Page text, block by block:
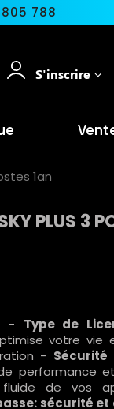
788
S'inscrire
1an
PLUS 3
- Type de
votre vie
- Sécurité
performance et
fluide de vos
sécurité